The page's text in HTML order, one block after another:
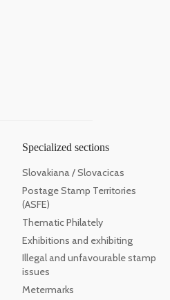
Specialized sections
Slovakiana / Slovacicas
Postage Stamp Territories
(ASFE)
Thematic Philately
Exhibitions and exhibiting
Illegal and unfavourable stamp
issues
Metermarks